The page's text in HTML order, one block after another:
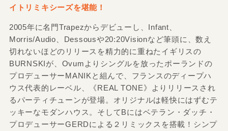
イトリミキシーズを堪能！
2005年に名門Trapezからデビューし、Infant、
Morris/Audio、Dessousや20:20Visionなど筆頭に、数え
切れないほどのリリースを精力的に重ねたイギリスの
BURNSKIが、Ovumよりシングルを放ったポーランドの
プロデューサーMANIKと組んで、フランスのディープハ
ウス代表的レーベル、《REAL TONE》よりリリースされ
るパーティチューンが登場。オリジナルは軽快にはずむテ
ッキーなモダンハウス。そしてBにはベテラン・ダッチ・
プロデューサーGERDによる２リミックスを搭載！シンプ